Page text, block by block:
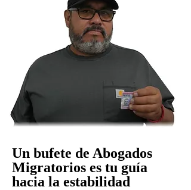
Un bufete de Abogados
Migratorios es tu guía
hacia la estabilidad